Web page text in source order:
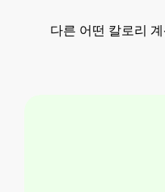
다른 어떤 칼로리